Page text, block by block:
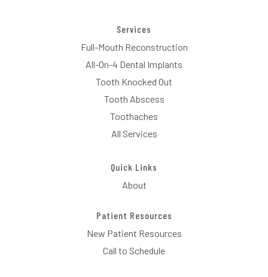
Services
Full-Mouth Reconstruction
All-On-4 Dental Implants
Tooth Knocked Out
Tooth Abscess
Toothaches
All Services
Quick Links
About
Patient Resources
New Patient Resources
Call to Schedule